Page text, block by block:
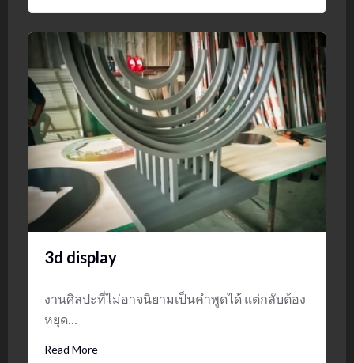
3d display
งานศิลปะที่ไม่อาจนิยามเป็นคำพูดได้ แต่กลับต้อง
หยุด…
Read More